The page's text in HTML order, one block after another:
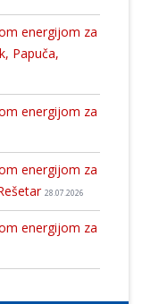
energijom za
Papuča,
energijom za
energijom za
28.07.2026
energijom za